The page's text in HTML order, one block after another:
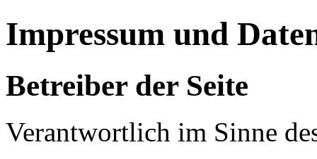
Impressum und
Betreiber der Seite
Verantwortlich im Sinne